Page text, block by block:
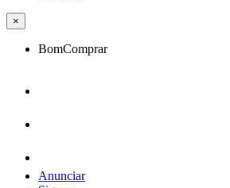
×
BomComprar
Anunciar